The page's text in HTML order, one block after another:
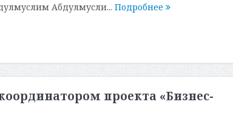
Абдулмусли... Подробнее
проекта «Бизнес-